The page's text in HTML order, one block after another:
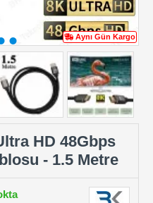
Aynı Gün Kargo
HD 48Gbps
- 1.5 Metre